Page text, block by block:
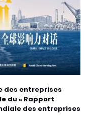
des entreprises
du « Rapport
des entreprises